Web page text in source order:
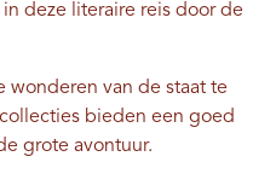
deze literaire reis door de
wonderen van de staat te
bieden een goed
grote avontuur.